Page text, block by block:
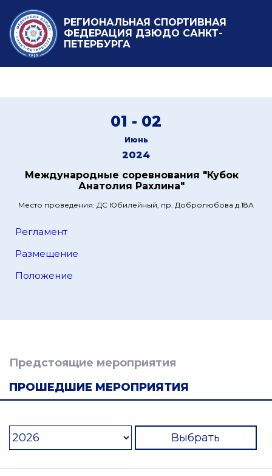
РЕГИОНАЛЬНАЯ СПОРТИВНАЯ
ФЕДЕРАЦИЯ ДЗЮДО САНКТ-
ПЕТЕРБУРГА
01 - 02
Июнь
2024
Международные соревнования "Кубок
Анатолия Рахлина"
Место проведения: ДС Юбилейный, пр. Добролюбова д.18А
Регламент
Размещение
Положение
Предстоящие мероприятия
ПРОШЕДШИЕ МЕРОПРИЯТИЯ
Выбрать